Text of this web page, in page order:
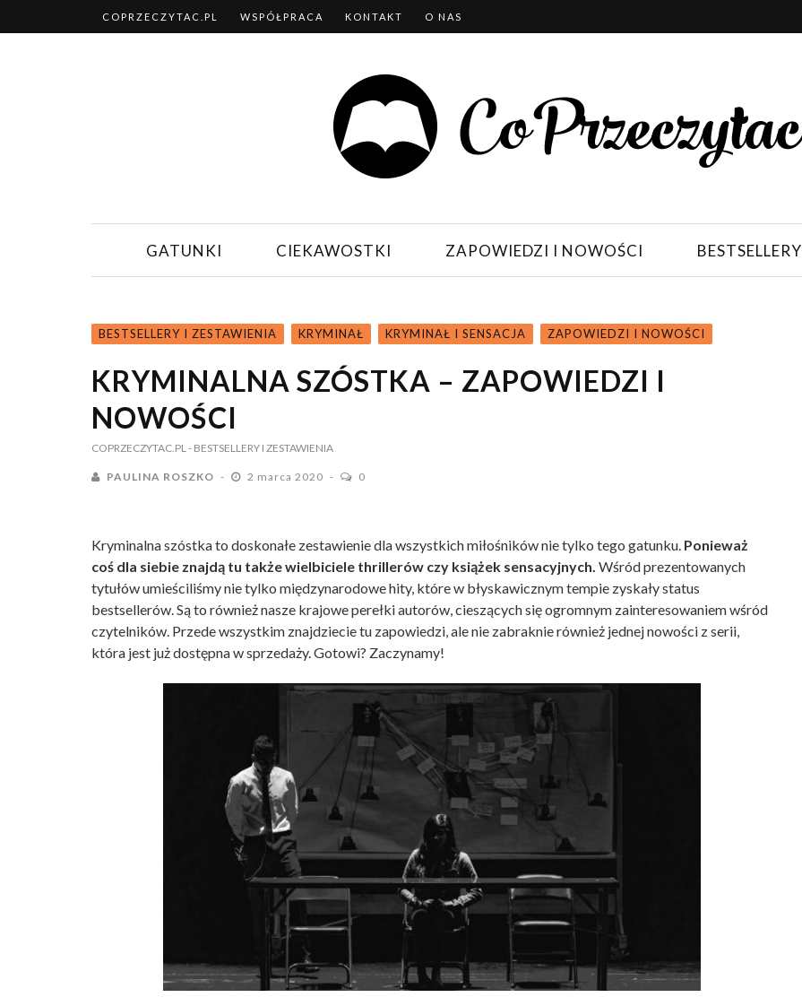
COPRZECZYTAC.PL WSPÓŁPRACA KONTAKT O NAS
GATUNKI CIEKAWOSTKI ZAPOWIEDZI I NOWOŚCI BESTSELLERY
BESTSELLERY I ZESTAWIENIA KRYMINAŁ KRYMINAŁ I SENSACJA ZAPOWIEDZI I NOWOŚCI
KRYMINALNA SZÓSTKA – ZAPOWIEDZI I
NOWOŚCI
COPRZECZYTAC.PL- BESTSELLERY I ZESTAWIENIA
PAULINA ROSZKO 2 marca 2020 0
Kryminalna szóstka to doskonałe zestawienie dla wszystkich miłośników nie tylko tego gatunku. Ponieważ
coś dla siebie znajdą tu także wielbiciele thrillerów czy książek sensacyjnych. Wśród prezentowanych
tytułów umieściliśmy nie tylko międzynarodowe hity, które w błyskawicznym tempie zyskały status
bestsellerów. Są to również nasze krajowe perełki autorów, cieszących się ogromnym zainteresowaniem wśród
czytelników. Przede wszystkim znajdziecie tu zapowiedzi, ale nie zabraknie również jednej nowości z serii,
która jest już dostępna w sprzedaży. Gotowi? Zaczynamy!